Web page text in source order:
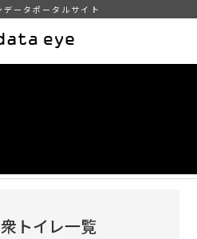
データポータルサイト
トイレ一覧